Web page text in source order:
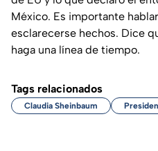
México. Es importante
esclarecerse hechos. Dice
haga una línea de tiempo.
Tags relacionados
Claudia Sheinbaum